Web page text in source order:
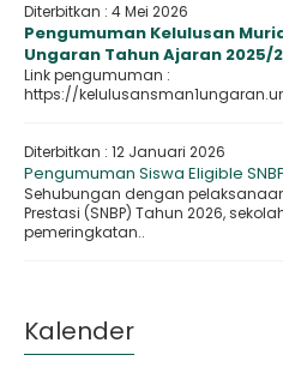
Diterbitkan : 4 Mei 2026
Pengumuman Kelulusan
Ungaran Tahun Ajaran 2025/
Link pengumuman :
https://
Diterbitkan : 12 Januari 2026
Pengumuman Siswa Eligible
Sehubungan dengan
Prestasi (SNBP) Tahun 2026,
pemeringkatan..
Kalender